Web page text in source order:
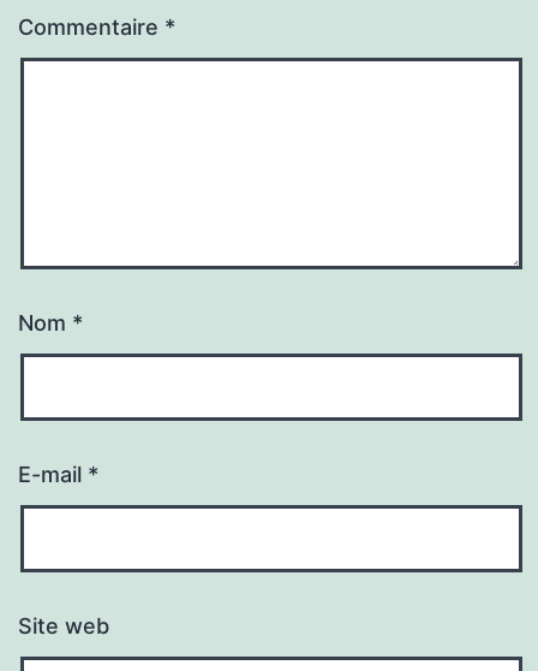
Commentaire *
Nom *
E-mail *
Site web